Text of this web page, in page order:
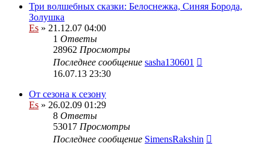
Три волшебных сказки: Белоснежка, Синяя Борода,
Золушка
Es » 21.12.07 04:00
1 Ответы
28962 Просмотры
Последнее сообщение sasha130601
16.07.13 23:30
От сезона к сезону
Es » 26.02.09 01:29
8 Ответы
53017 Просмотры
Последнее сообщение SimensRakshin